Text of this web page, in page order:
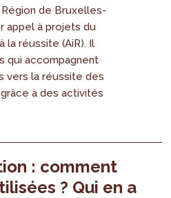
de Bruxelles-
appel à projets du
la réussite (AiR). Il
qui accompagnent
vers la réussite des
à des activités
: comment
? Qui en a